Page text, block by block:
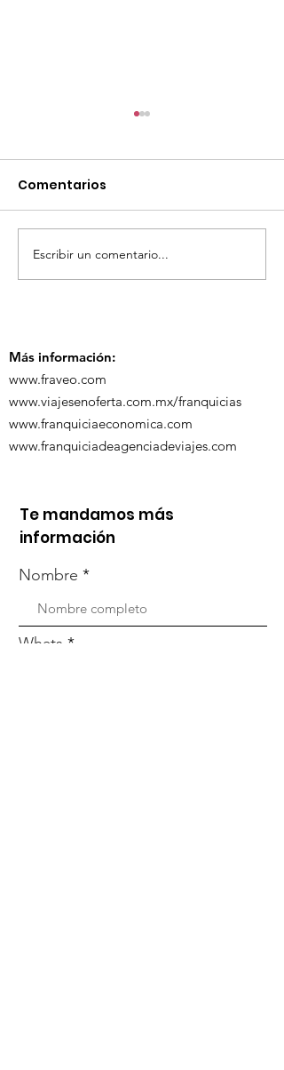
TourTravelynByFraveo
participó en la
Comentarios
Escribir un comentario...
Más información:
www.fraveo.com
www.viajesenoferta.com.mx/franquicias
www.franquiciaeconomica.com
www.franquiciadeagenciadeviajes.com
Te mandamos más
información
Nombre
Whats